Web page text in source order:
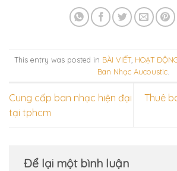
This entry was posted in BÀI VIẾT, HOẠT
Ban Nhạc Aucoustic.
Cung cấp ban nhạc hiện đại
tại tphcm
Thuê
Để lại một bình luận